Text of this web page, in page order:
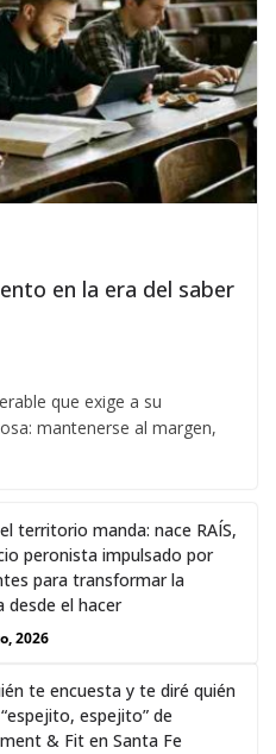
en la era del saber
que exige a su
mantenerse al margen,
territorio manda: nace RAÍS,
peronista impulsado por
para transformar la
desde el hacer
2026
te encuesta y te diré quién
espejito” de
& Fit en Santa Fe